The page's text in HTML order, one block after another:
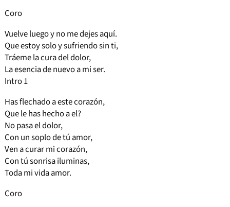
Coro
Vuelve luego y no me dejes aquí.
Que estoy solo y sufriendo sin ti,
Tráeme la cura del dolor,
La esencia de nuevo a mi ser.
Intro 1
Has flechado a este corazón,
Que le has hecho a el?
No pasa el dolor,
Con un soplo de tú amor,
Ven a curar mi corazón,
Con tú sonrisa iluminas,
Toda mi vida amor.
Coro